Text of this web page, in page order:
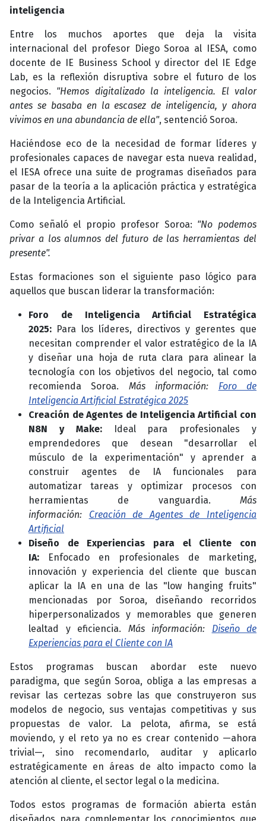
inteligencia
Entre los muchos aportes que deja la visita
internacional del profesor Diego Soroa al IESA, como
docente de IE Business School y director del IE Edge
Lab, es la reflexión disruptiva sobre el futuro de los
negocios. "Hemos digitalizado la inteligencia. El valor
antes se basaba en la escasez de inteligencia, y ahora
vivimos en una abundancia de ella", sentenció Soroa.
Haciéndose eco de la necesidad de formar líderes y
profesionales capaces de navegar esta nueva realidad,
el IESA ofrece una suite de programas diseñados para
pasar de la teoría a la aplicación práctica y estratégica
de la Inteligencia Artificial.
Como señaló el propio profesor Soroa: "No podemos
privar a los alumnos del futuro de las herramientas del
presente".
Estas formaciones son el siguiente paso lógico para
aquellos que buscan liderar la transformación:
Foro de Inteligencia Artificial Estratégica
2025: Para los líderes, directivos y gerentes que
necesitan comprender el valor estratégico de la IA
y diseñar una hoja de ruta clara para alinear la
tecnología con los objetivos del negocio, tal como
recomienda Soroa. Más información: Foro de
Inteligencia Artificial Estratégica 2025
Creación de Agentes de Inteligencia Artificial con
N8N y Make:Ideal para profesionales y
emprendedores que desean "desarrollar el
músculo de la experimentación" y aprender a
construir agentes de IA funcionales para
automatizar tareas y optimizar procesos con
herramientas de vanguardia. Más
información: Creación de Agentes de Inteligencia
Artificial
Diseño de Experiencias para el Cliente con
IA: Enfocado en profesionales de marketing,
innovación y experiencia del cliente que buscan
aplicar la IA en una de las "low hanging fruits"
mencionadas por Soroa, diseñando recorridos
hiperpersonalizados y memorables que generen
lealtad y eficiencia. Más información: Diseño de
Experiencias para el Cliente con IA
Estos programas buscan abordar este nuevo
paradigma, que según Soroa, obliga a las empresas a
revisar las certezas sobre las que construyeron sus
modelos de negocio, sus ventajas competitivas y sus
propuestas de valor. La pelota, afirma, se está
moviendo, y el reto ya no es crear contenido —ahora
trivial—, sino recomendarlo, auditar y aplicarlo
estratégicamente en áreas de alto impacto como la
atención al cliente, el sector legal o la medicina.
Todos estos programas de formación abierta están